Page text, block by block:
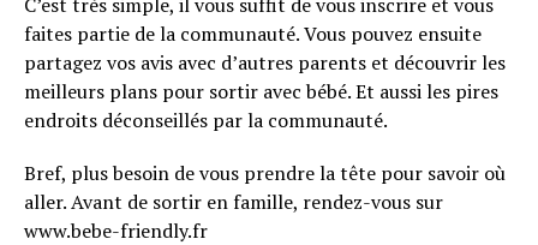
faites partie de la communauté. Vous pouvez ensuite
partagez vos avis avec d’autres parents et découvrir les
meilleurs plans pour sortir avec bébé. Et aussi les pires
endroits déconseillés par la communauté.
Bref, plus besoin de vous prendre la tête pour savoir où
aller. Avant de sortir en famille, rendez-vous sur
www.bebe-friendly.fr